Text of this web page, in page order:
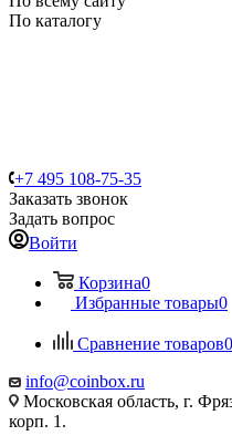
По каталогу
+7 495 108-75-35
Заказать звонок
Задать вопрос
Войти
Корзина0
Избранные товары0
Сравнение товаров0
info@coinbox.ru
Московская область, г.
корп. 1.